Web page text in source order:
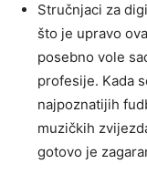
Stručnjaci za
što je upravo
posebno vole
profesije. Kada
najpoznatijih
muzičkih
gotovo je